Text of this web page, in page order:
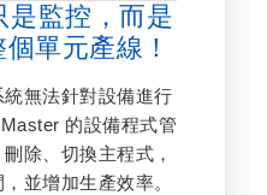
是監控，而是
單元產線！
無法針對設備進行
的設備程式管
除、切換主程式，
並增加生產效率。